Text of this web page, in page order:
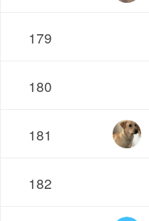
179
180
181
182